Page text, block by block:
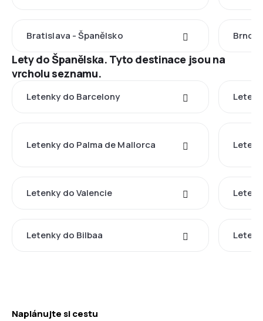
Bratislava - Španělsko Brno -
Lety do Španělska. Tyto destinace jsou na
vrcholu seznamu.
Letenky do Barcelony
Letenky do Palma de Mallorca
Letenky do Valencie
Letenky do Bilbaa
Naplánujte si cestu